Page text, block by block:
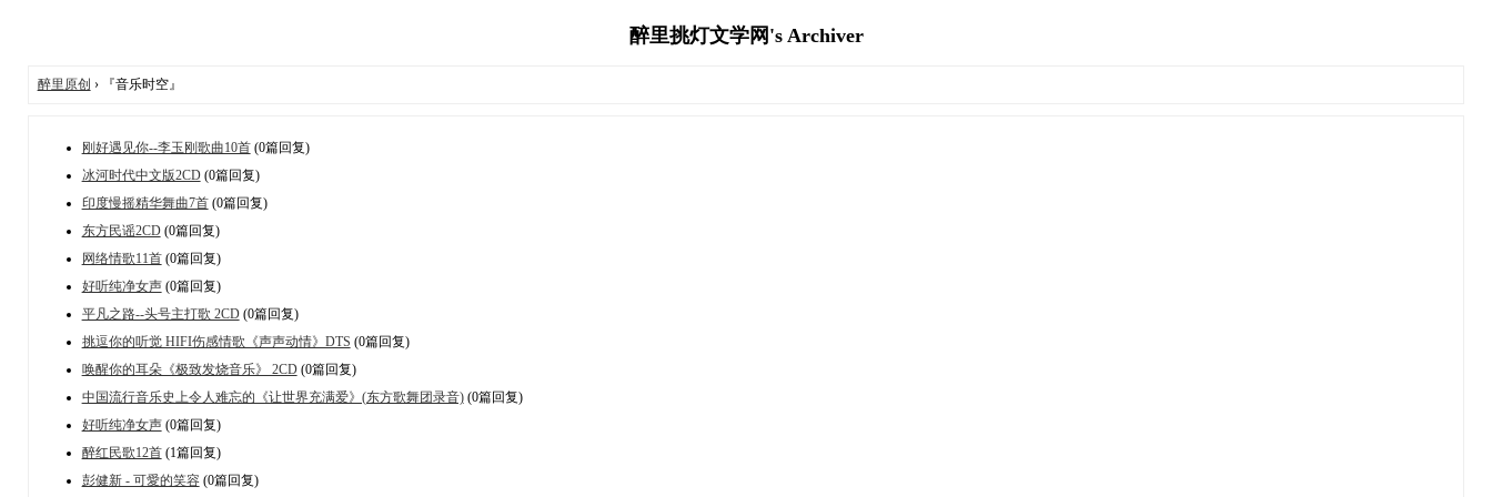
醉里挑灯文学网's Archiver
醉里原创 › 『音乐时空』
刚好遇见你--李玉刚歌曲10首(0篇回复)
冰河时代中文版2CD(0篇回复)
印度慢摇精华舞曲7首(0篇回复)
东方民谣2CD(0篇回复)
网络情歌11首(0篇回复)
好听纯净女声(0篇回复)
平凡之路--头号主打歌 2CD(0篇回复)
挑逗你的听觉 HIFI伤感情歌《声声动情》DTS (0篇回复)
唤醒你的耳朵《极致发烧音乐》 2CD(0篇回复)
中国流行音乐史上令人难忘的《让世界充满爱》(东方歌舞团录音)(0篇回复)
好听纯净女声(0篇回复)
醉红民歌12首(1篇回复)
彭健新 - 可愛的笑容(0篇回复)